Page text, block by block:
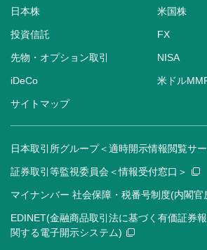
日本株 米国株
投資信託 FX
先物・オプション取引 NISA
iDeCo 米ドル
サイトマップ
日本取引所グループ＜適時開示情報閲覧サ
証券取引等監視委員会＜情報受付窓口＞
マイナンバー 社会保障・税番号制度(内閣官
EDINET(金融商品取引法に基づく有価証券
関する電子開示システム)